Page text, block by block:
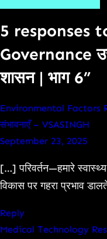
5 responses
Governance
शासन | भाग 6”
Environmental Factors
संभावनाएँ – VSASINGH
September 23, 2025
[…] परिवर्तन—हमारे
विकास पर गहरा प्रभाव
Reply
Medical Technology